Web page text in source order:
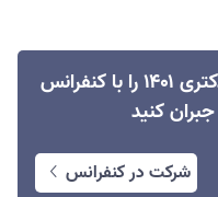
برای مصاحبه دکتری ۱۴۰۱ را با کنفرانس
شرکت در کنفرانس